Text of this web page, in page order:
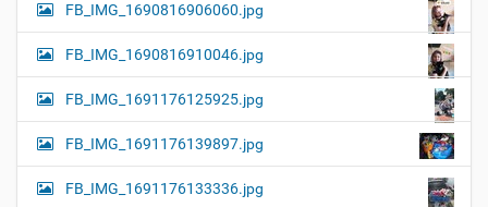
FB_IMG_1690816906060.jpg
FB_IMG_1690816910046.jpg
FB_IMG_1691176125925.jpg
FB_IMG_1691176139897.jpg
FB_IMG_1691176133336.jpg